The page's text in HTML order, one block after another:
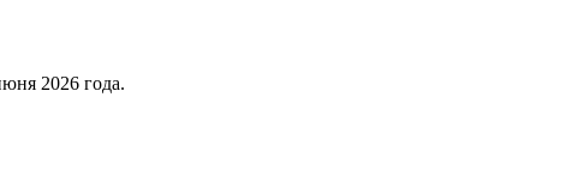
2026 года.